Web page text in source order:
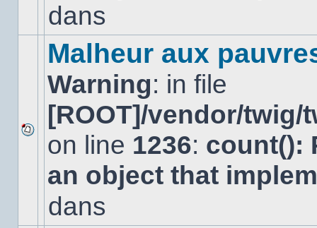
dansdans
Aucun
nouveau
message
non-
dans
Malheur aux
Warning: in file
[ROOT]/vendor/
on line 1236: count():
an object that
dans